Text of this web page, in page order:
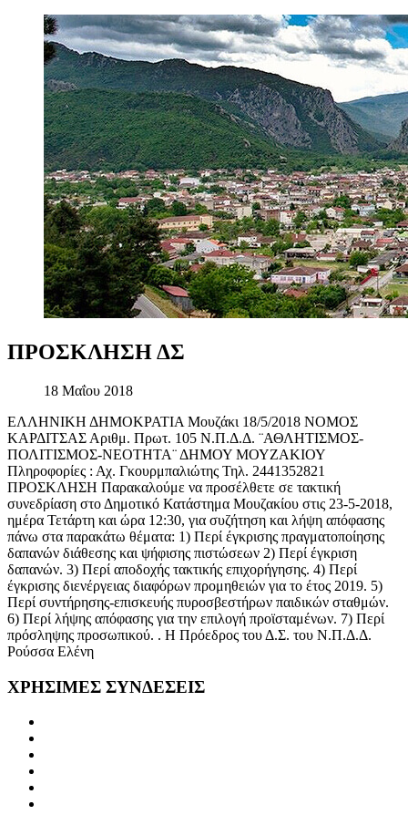
ΠΡΟΣΚΛΗΣΗΔΣ
18 Μαΐου 2018
ΕΛΛΗΝΙΚΗ ΔΗΜΟΚΡΑΤΙΑ Μουζάκι 18/5/2018 ΝΟΜΟΣ
ΚΑΡΔΙΤΣΑΣ Αριθμ. Πρωτ. 105 Ν.Π.Δ.Δ. ¨ΑΘΛΗΤΙΣΜΟΣ-
ΠΟΛΙΤΙΣΜΟΣ-ΝΕΟΤΗΤΑ¨ ΔΗΜΟΥ ΜΟΥΖΑΚΙΟΥ
Πληροφορίες : Αχ. Γκουρμπαλιώτης Τηλ. 2441352821
ΠΡΟΣΚΛΗΣΗ Παρακαλούμε να προσέλθετε σε τακτική
συνεδρίαση στο Δημοτικό Κατάστημα Μουζακίου στις 23-5-2018,
ημέρα Τετάρτη και ώρα 12:30, για συζήτηση και λήψη απόφασης
πάνω στα παρακάτω θέματα: 1) Περί έγκρισης πραγματοποίησης
δαπανών διάθεσης και ψήφισης πιστώσεων 2) Περί έγκριση
δαπανών. 3) Περί αποδοχής τακτικής επιχορήγησης. 4) Περί
έγκρισης διενέργειας διαφόρων προμηθειών για το έτος 2019. 5)
Περί συντήρησης-επισκευής πυροσβεστήρων παιδικών σταθμών.
6) Περί λήψης απόφασης για την επιλογή προϊσταμένων. 7) Περί
πρόσληψης προσωπικού. . Η Πρόεδρος του Δ.Σ. του Ν.Π.Δ.Δ.
Ρούσσα Ελένη
ΧΡΗΣΙΜΕΣ ΣΥΝΔΕΣΕΙΣ